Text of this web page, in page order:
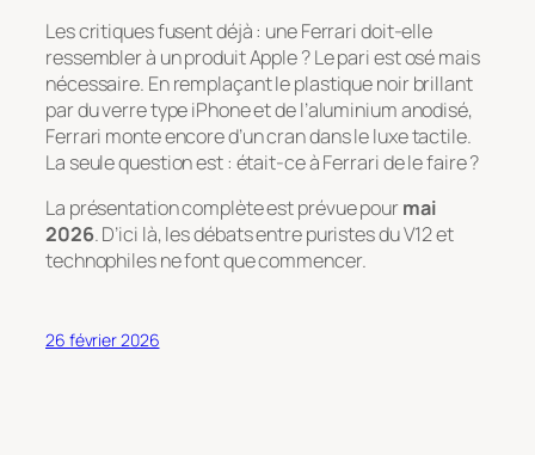
Les critiques fusent déjà : une Ferrari doit-elle
ressembler à un produit Apple ? Le pari est osé mais
nécessaire. En remplaçant le plastique noir brillant
par du verre type iPhone et de l’aluminium anodisé,
Ferrari monte encore d’un cran dans le luxe tactile.
La seule question est : était-ce à Ferrari de le faire ?
La présentation complète est prévue pourmai
2026. D’ici là, les débats entre puristes du V12 et
technophiles ne font que commencer.
26 février 2026